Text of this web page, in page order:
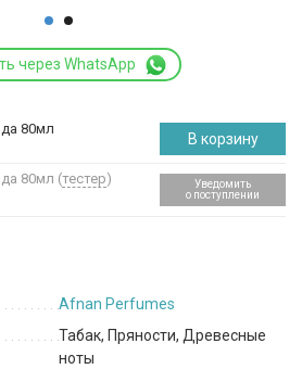
через WhatsApp
80мл
В корзину
80мл (тестер)
Уведомить
о поступлении
Afnan Perfumes
Табак, Пряности, Древесные
ноты